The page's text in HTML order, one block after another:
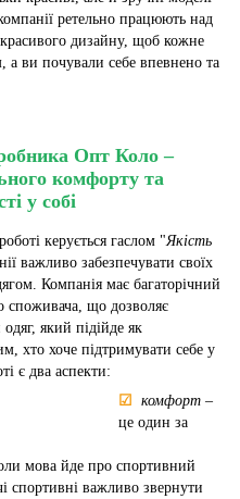
ретельно працюють над
дизайну, щоб кожне
ви почували себе впевнено та
Опт Коло –
комфорту та
у собі
керується гаслом "Якість
важливо забезпечувати своїх
Компанія має багаторічний
споживача, що дозволяє
який підійде як
хто хоче підтримувати себе у
є два аспекти:
☑ комфорт –
це один за
мова йде про спортивний
спортивні важливо звернути